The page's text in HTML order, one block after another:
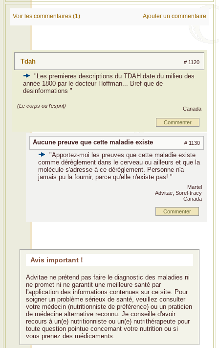
Voir les commentaires (1) Ajouter un commentaire
Tdah # 1120
"Les premieres descriptions du TDAH date du milieu des
année 1800 par le docteur Hoffman... Bref que de
desinformations "
(Le corps ou l'esprit) Canada
Commenter
Aucune preuve que cette maladie existe # 1130
"Apportez-moi les preuves que cette maladie existe
comme dérèglement dans le cerveau ou ailleurs et que la
molécule s'adresse à ce dérèglement. Personne n'a
jamais pu la fournir, parce qu'elle n'existe pas! "
Martel
Advitae, Sorel-tracy
Canada
Commenter
Avis important !
Advitae ne prétend pas faire le diagnostic des maladies ni
ne promet ni ne garantit une meilleure santé par
l'application des informations contenues sur ce site. Pour
soigner un problème sérieux de santé, veuillez consulter
votre médecin (nutritionniste de préférence) ou un praticien
de médecine alternative reconnu. Je conseille d'avoir
recours à un(e) nutritionniste ou un(e) nutrithérapeute pour
toute question pointue concernant votre nutrition ou si
vous prenez des médicaments.